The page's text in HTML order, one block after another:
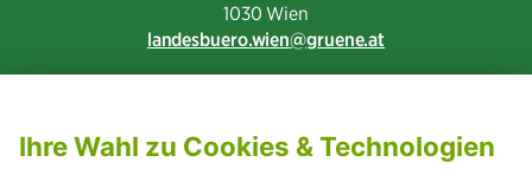
1030 Wien
landesbuero.wien
gruene.at